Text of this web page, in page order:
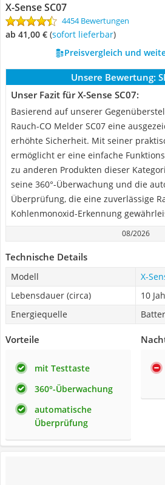
X-Sense SC07
4454 Bewertungen
ab 41,00 € ( Sofort lieferbar)
Preisvergleich und
Unsere Bewertung:
Unser Fazit für X-Sense SC07:
Basierend auf unserer
Rauch-CO Melder SC07 eine
erhöhte Sicherheit. Mit seiner
ermöglicht er eine einfache
zu anderen Produkten dieser
seine 360°-Überwachung und die
Überprüfung, die eine zuverlässige
Kohlenmonoxid-Erkennung
08/2026
Technische Details
Modell
X-
Lebensdauer (circa)
10
Energiequelle
Vorteile
mit Testtaste
360°-Überwachung
automatische
Überprüfung